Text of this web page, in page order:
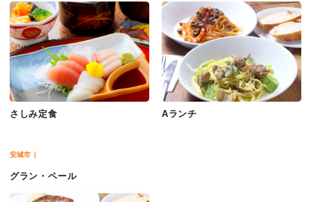
さしみ定食 Aランチ
安城市
グラン・ペール